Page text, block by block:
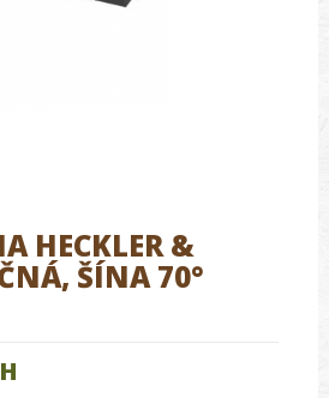
HECKLER &
ŠÍNA 70°